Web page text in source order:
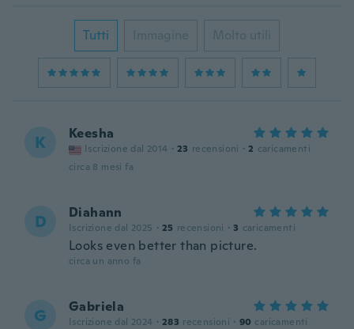
Tutti Immagine Molto utili
K Keesha
Iscrizione dal 2014 · 23 recensioni · 2 caricamenti
circa 8 mesi fa
D Diahann
Iscrizione dal 2025 · 25 recensioni · 3 caricamenti
Looks even better than picture.
circa un anno fa
G Gabriela
Iscrizione dal 2024 · 283 recensioni · 90 caricamenti